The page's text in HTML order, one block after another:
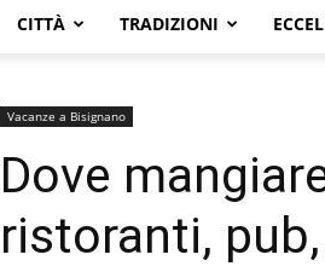
CITTÀ TRADIZIONI
Vacanze a Bisignano
Dove
ristoranti,